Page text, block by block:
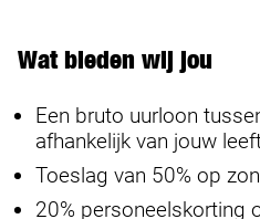
Wat bieden wij jou
Een bruto uurloon
afhankelijk van jouw
Toeslag van 50% op
20% personeelskorting